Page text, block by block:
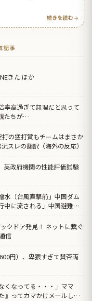
続きを読む
記事
きた ほか
率高過ぎて無理だと思って
たちが…
の猛打賞もチームはまさか
スレの翻訳（海外の反応）
英政府機関の性能評価試験
水（台風直撃前」中国ダム
中に流される」中国避難所
クドア発見！ ネットに繋ぐ
信
円）、卑猥すぎて賛否両
くなってる・・・」ママ
』ってカマかけメールして